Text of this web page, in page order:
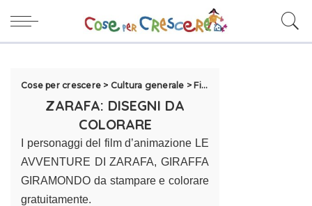
Cose per crescere > Cultura generale > Film per bambini
ZARAFA: DISEGNI DA
COLORARE
I personaggi del film d’animazione LE
AVVENTURE DI ZARAFA, GIRAFFA
GIRAMONDO da stampare e colorare
gratuitamente.